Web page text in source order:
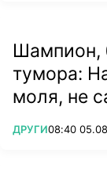
Шампион,
тумора:
моля, не
ПОВЕЧЕ ОТ
ДРУГИ08:40